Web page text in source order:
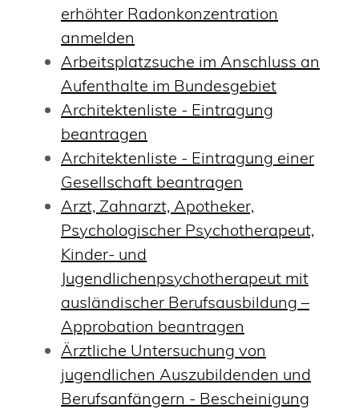
erhöhter Radonkonzentration
anmelden
Arbeitsplatzsuche im Anschluss an
Aufenthalte im Bundesgebiet
Architektenliste - Eintragung
beantragen
Architektenliste - Eintragung einer
Gesellschaft beantragen
Arzt, Zahnarzt, Apotheker,
Psychologischer Psychotherapeut,
Kinder- und
Jugendlichenpsychotherapeut mit
ausländischer Berufsausbildung –
Approbation beantragen
Ärztliche Untersuchung von
jugendlichen Auszubildenden und
Berufsanfängern - Bescheinigung